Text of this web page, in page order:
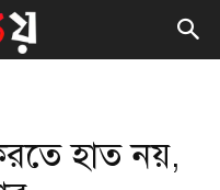
হাত নয়,